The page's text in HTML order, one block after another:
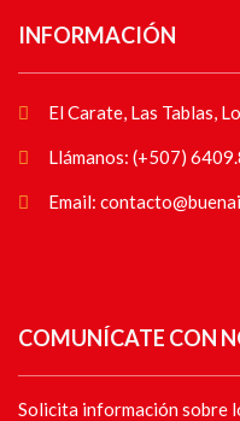
INFORMACIÓN
El Carate, Las Tablas,
Llámanos: (+507)
Email:
COMUNÍCATE CON
Solicita información sobre